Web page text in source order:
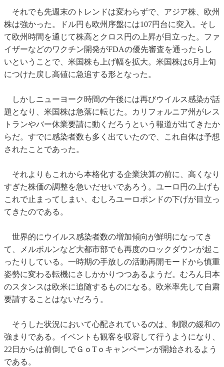
それでも先週末のトレンドは変わらずで、アジア株、欧州
株は強かった。ドル円も欧州序盤には107円台に突入。そし
て欧州時間を通じて株高とクロス円の上昇が目立った。ファ
イザーなどのワクチン開発がFDAの優先審査を通ったらし
いということで、米国株も上げ幅を拡大。米国株は6月上旬
につけた戻し高値に急追する形となった。
しかしニューヨーク時間の午後には再びウイルス感染が話
題となり、米国株は急落に転じた。カリフォルニア州がレス
トランやバー休業要請に動くだろうという報道が出てきたか
らだ。すでに感染者数も多く出ていたので、これ自体は予想
されたことであった。
それよりもこれから本格化する企業決算の前に、高くなり
すぎた株価の調整を急いだせいであろう。ユーロ円の上げも
これで止まってしまい、むしろユーロポンドの下げが目立っ
てきたのである。
世界的にウイルス感染者数の増加傾向が鮮明になってき
て、メルボルンなど大都市部でも再度のロックダウンが起こ
ったりしている。一時期の手放しの活動再開モードから慎重
姿勢に変わる転機にさしかかりつつあるようだ。むろん日本
のスタンスは欧米に追随するものになる。欧米率先して自粛
要請することはないだろう。
そうした状況において心配されているのは、制限の緩和の
強まりである。イベントも観客を収容して行うようになり、
22日からは前倒しでＧｏTｏキャンペーンが開始されるよう
である。